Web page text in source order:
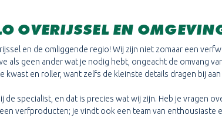
OVERIJSSEL EN
en de omliggende regio! Wij zijn niet zomaar een
als geen ander wat je nodig hebt, ongeacht de omvang
en roller, want zelfs de kleinste details dragen bij
specialist, en dat is precies wat wij zijn. Heb je vragen
verfproducten; je vindt ook een team van